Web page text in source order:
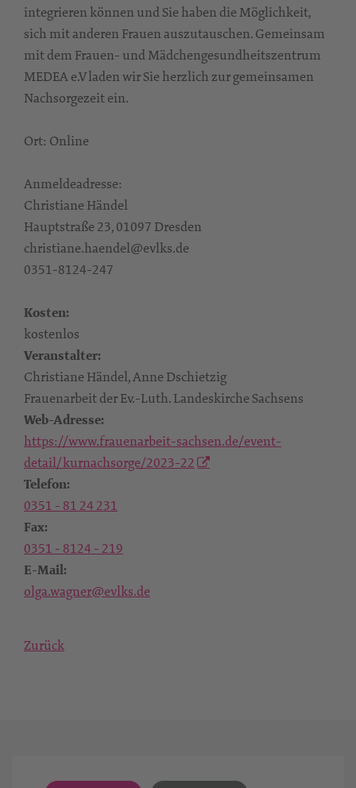
integrieren können und Sie haben die Möglichkeit,
sich mit anderen Frauen auszutauschen. Gemeinsam
mit dem Frauen- und Mädchengesundheitszentrum
MEDEA e.V laden wir Sie herzlich zur gemeinsamen
Nachsorgezeit ein.
Ort: Online
Anmeldeadresse:
Christiane Händel
Hauptstraße 23, 01097 Dresden
christiane.haendel@evlks.de
0351-8124-247
Kosten:
kostenlos
Veranstalter:
Christiane Händel, Anne Dschietzig
Frauenarbeit der Ev.-Luth. Landeskirche Sachsens
Web-Adresse:
https://www.frauenarbeit-sachsen.de/event-
detail/kurnachsorge/2023-22
Telefon:
0351 - 81 24 231
Fax:
0351 - 8124 - 219
E-Mail:
olga.wagner@evlks.de
Zurück